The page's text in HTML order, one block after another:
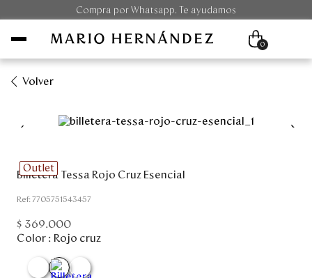
Compra por Whatsapp. Te ayudamos
Unisex
0
Volver
Outlet
Billetera Tessa Rojo Cruz Esencial
:7705751543457
$ 369.000
Color : Rojo cruz